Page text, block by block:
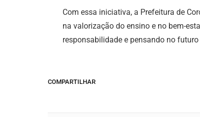
Com essa iniciativa, a Prefeitura de
na valorização do ensino e no bem-
responsabilidade e pensando no
COMPARTILHAR